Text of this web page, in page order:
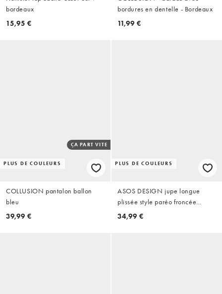
bordeaux
15,95 €
bordures en dentelle - Bordeaux
11,99 €
PLUS DE COULEURS
ÇA PART VITE
COLLUSION pantalon ballon
bleu
39,99 €
PLUS DE COULEURS
ASOS DESIGN jupe longue
plissée style paréo froncée
couleur vin
34,99 €